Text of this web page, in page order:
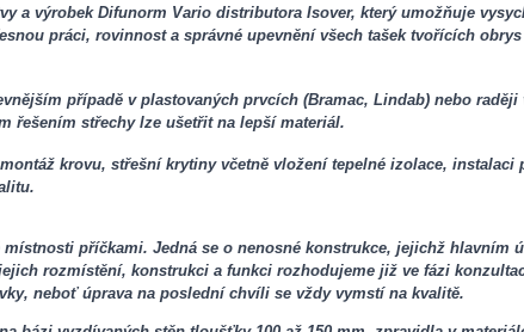
a výrobek Difunorm Vario distributora Isover, který umožňuje
práci, rovinnost a správné upevnění všech tašek tvořících
případě v plastovaných prvcích (Bramac, Lindab) nebo
řešením střechy lze ušetřit na lepší materiál.
krovu, střešní krytiny včetně vložení tepelné izolace, instalaci
příčkami. Jedná se o nenosné konstrukce, jejichž hlavním
rozmístění, konstrukci a funkci rozhodujeme již ve fázi
neboť úprava na poslední chvíli se vždy vymstí na kvalitě.